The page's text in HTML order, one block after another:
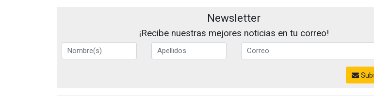
Newsletter
¡Recibe nuestras mejores noticias en tu correo!